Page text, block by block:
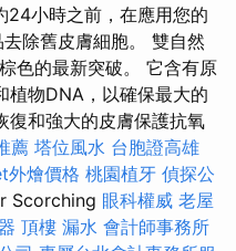
24小時之前，在應用您的
除舊皮膚細胞。 雙自然
色的最新突破。 它含有原
植物DNA，以確保最大的
復和強大的皮膚保護抗氧
薦 塔位風水 台胞證高雄
外燴價格 桃園植牙 偵探公
Scorching 眼科權威 老屋
頂樓 漏水 會計師事務所